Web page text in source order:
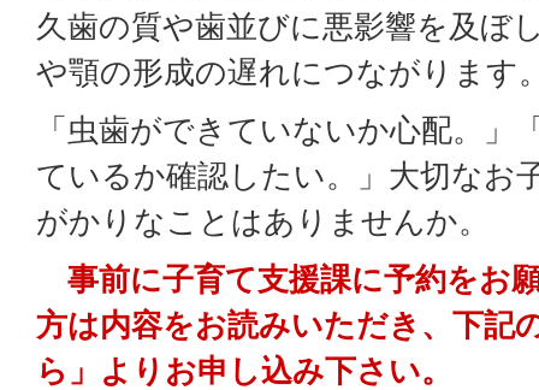
久歯の質や歯並びに悪影響を及ぼ
や顎の形成の遅れにつながります
「虫歯ができていないか心配。」
ているか確認したい。」大切なお
がかりなことはありませんか。
事前に子育て支援課に予約をお
方は内容をお読みいただき、下記
ら」よりお申し込み下さい。